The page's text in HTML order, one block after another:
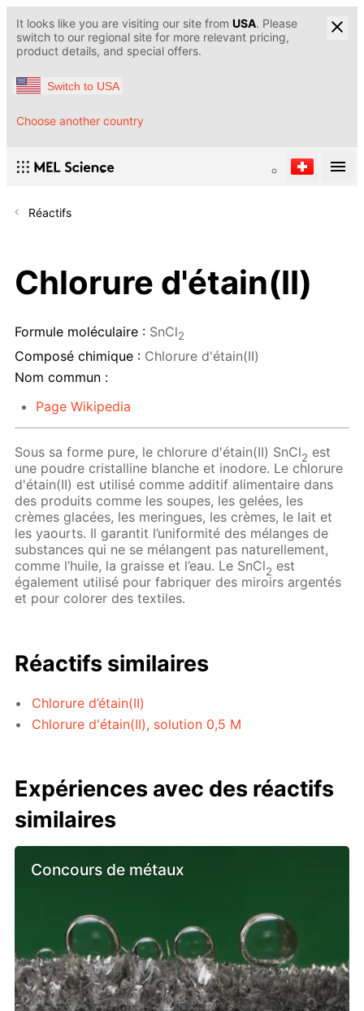
It looks like you are visiting our site from USA. Please
switch to our regional site for more relevant pricing,
product details, and special offers.
Switch to USA
Choose another country
Réactifs
Chlorure d'étain(II)
Formule moléculaire : SnCl2
Composé chimique : Chlorure d'étain(II)
Nom commun :
Page Wikipedia
Sous sa forme pure, le chlorure d'étain(II) SnCl2 est
une poudre cristalline blanche et inodore. Le chlorure
d'étain(II) est utilisé comme additif alimentaire dans
des produits comme les soupes, les gelées, les
crèmes glacées, les meringues, les crèmes, le lait et
les yaourts. Il garantit l’uniformité des mélanges de
substances qui ne se mélangent pas naturellement,
comme l’huile, la graisse et l’eau. Le SnCl2 est
également utilisé pour fabriquer des miroirs argentés
et pour colorer des textiles.
Réactifs similaires
Chlorure d’étain(II)
Chlorure d'étain(II), solution 0,5 M
Expériences avec des réactifs
similaires
Concours de métaux